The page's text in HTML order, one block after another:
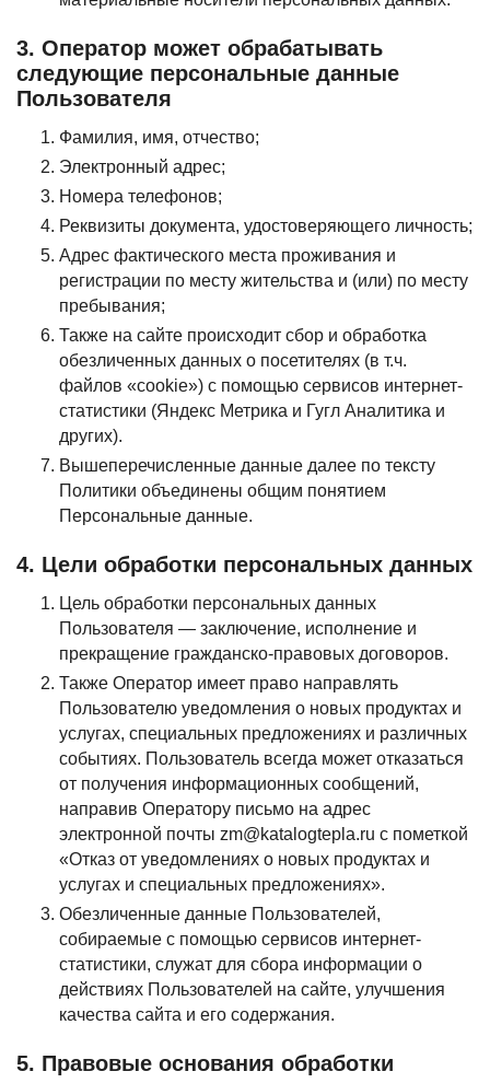
3. Оператор может обрабатывать
следующие персональные данные
Пользователя
Фамилия, имя, отчество;
Электронный адрес;
Номера телефонов;
Реквизиты документа, удостоверяющего личность;
Адрес фактического места проживания и
регистрации по месту жительства и (или) по месту
пребывания;
Также на сайте происходит сбор и обработка
обезличенных данных о посетителях (в т.ч.
файлов «cookie») с помощью сервисов интернет-
статистики (Яндекс Метрика и Гугл Аналитика и
других).
Вышеперечисленные данные далее по тексту
Политики объединены общим понятием
Персональные данные.
4. Цели обработки персональных данных
Цель обработки персональных данных
Пользователя — заключение, исполнение и
прекращение гражданско-правовых договоров.
Также Оператор имеет право направлять
Пользователю уведомления о новых продуктах и
услугах, специальных предложениях и различных
событиях. Пользователь всегда может отказаться
от получения информационных сообщений,
направив Оператору письмо на адрес
электронной почты zm@katalogtepla.ru с пометкой
«Отказ от уведомлениях о новых продуктах и
услугах и специальных предложениях».
Обезличенные данные Пользователей,
собираемые с помощью сервисов интернет-
статистики, служат для сбора информации о
действиях Пользователей на сайте, улучшения
качества сайта и его содержания.
5. Правовые основания обработки